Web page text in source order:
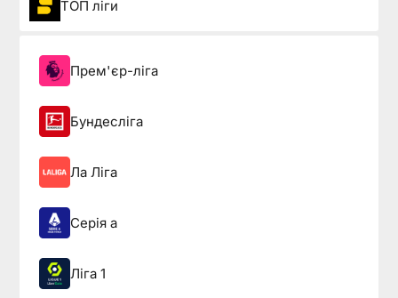
ТОП ліги
Прем'єр-ліга
Бундесліга
Ла Ліга
Серія а
Ліга 1